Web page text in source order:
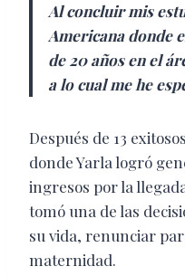
Al concluir mis
Americana donde
de 20 años en el
a lo cual me he
Después de 13
donde Yarla logró
ingresos por la
tomó una de las
su vida, renunciar
maternidad.